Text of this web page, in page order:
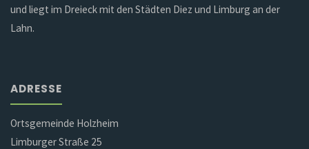
und liegt im Dreieck mit den Städten Diez und Limburg an der
Lahn.
ADRESSE
Ortsgemeinde Holzheim
Limburger Straße 25